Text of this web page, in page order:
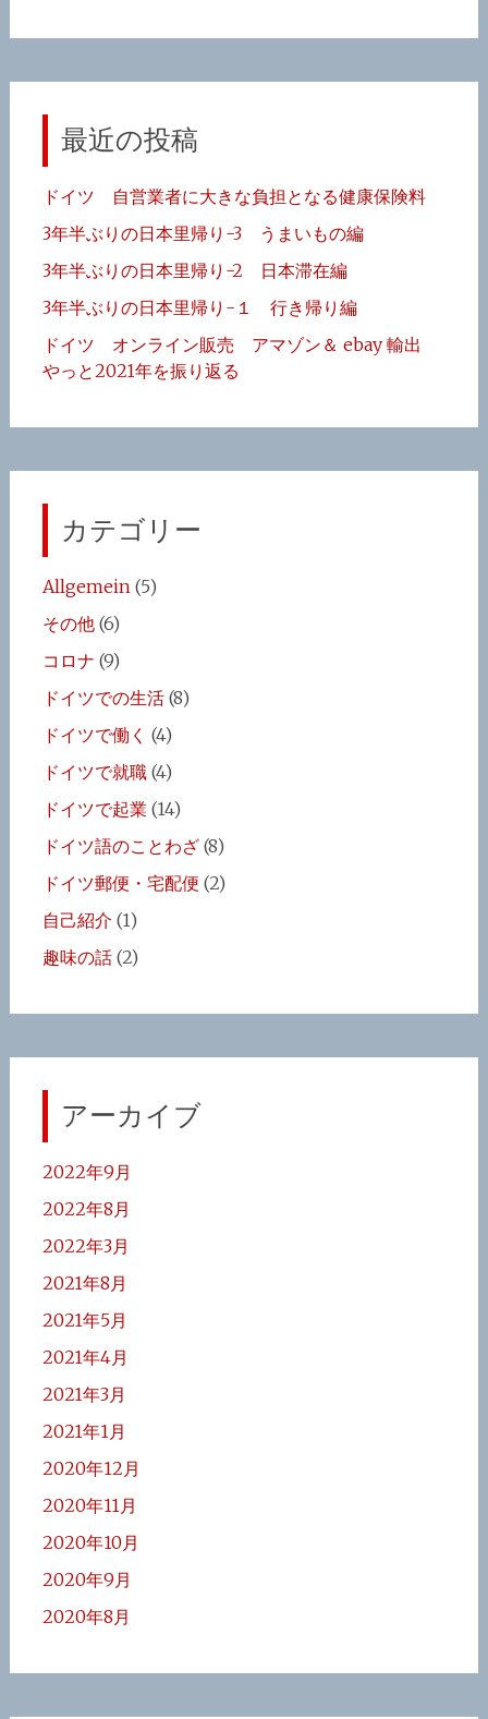
最近の投稿
ドイツ 自営業者に大きな負担となる健康保険料
3年半ぶりの日本里帰り-3 うまいもの編
3年半ぶりの日本里帰り-2 日本滞在編
3年半ぶりの日本里帰り-１ 行き帰り編
ドイツ オンライン販売 アマゾン＆ ebay 輸出
やっと2021年を振り返る
カテゴリー
Allgemein (5)
その他(6)
コロナ (9)
ドイツでの生活(8)
ドイツで働く (4)
ドイツで就職(4)
ドイツで起業 (14)
ドイツ語のことわざ(8)
ドイツ郵便・宅配便 (2)
自己紹介 (1)
趣味の話(2)
アーカイブ
2022年9月
2022年8月
2022年3月
2021年8月
2021年5月
2021年4月
2021年3月
2021年1月
2020年12月
2020年11月
2020年10月
2020年9月
2020年8月